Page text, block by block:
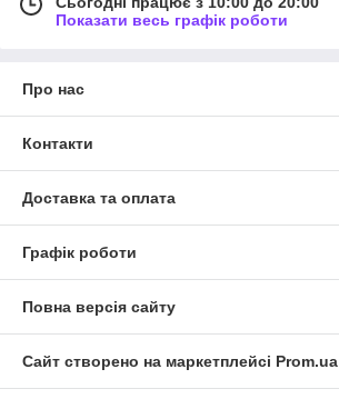
Показати весь графік роботи
Про нас
Контакти
Доставка та оплата
Графік роботи
Повна версія сайту
Сайт створено на маркетплейсі Prom.ua